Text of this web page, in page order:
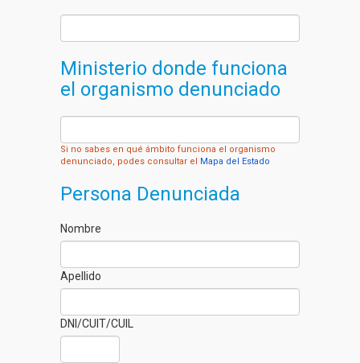
Ministerio donde funciona
el organismo denunciado
Si no sabes en qué ámbito funciona el organismo
denunciado, podes consultar el Mapa del Estado
Persona Denunciada
Nombre
Apellido
DNI/CUIT/CUIL